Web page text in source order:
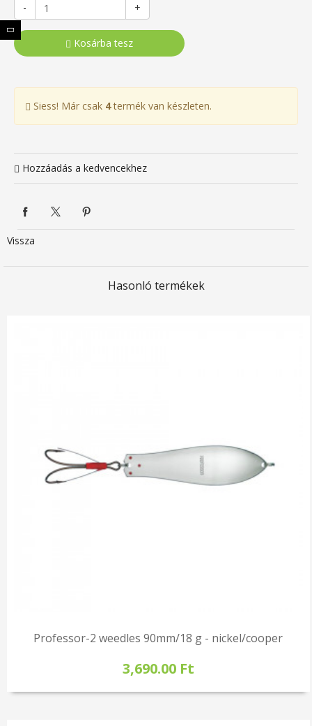
-
+
Kosárba tesz
Siess! Már csak 4termék van készleten.
Hozzáadás a kedvencekhez
Vissza
Hasonló termékek
Professor-2 weedles 90mm/18 g - nickel/cooper
3,690.00 Ft